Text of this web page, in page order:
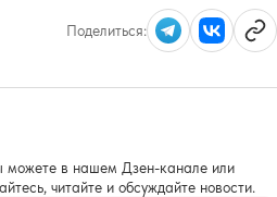
Поделиться:
можете в нашем Дзен-канале или
читайте и обсуждайте новости.